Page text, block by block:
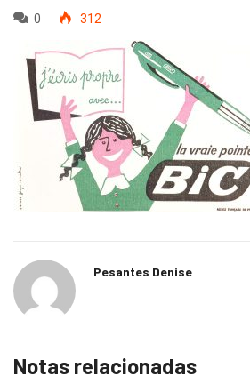
0 312
Pesantes Denise
Notas relacionadas